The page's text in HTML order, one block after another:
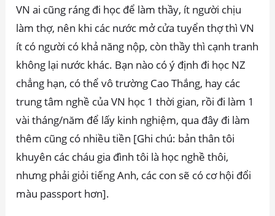
VN ai cũng ráng đi học để làm thầy, ít người chịu
làm thợ, nên khi các nước mở cửa tuyển thợ thì VN
ít có người có khả năng nộp, còn thầy thì cạnh tranh
không lại nước khác. Bạn nào có ý định đi học NZ
chẳng hạn, có thể vô trường Cao Thắng, hay các
trung tâm nghề của VN học 1 thời gian, rồi đi làm 1
vài tháng/năm để lấy kinh nghiệm, qua đây đi làm
thêm cũng có nhiều tiền [Ghi chú: bản thân tôi
khuyên các cháu gia đình tôi là học nghề thôi,
nhưng phải giỏi tiếng Anh, các con sẽ có cơ hội đổi
màu passport hơn].